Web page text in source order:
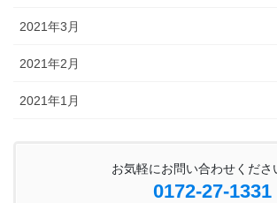
2021年3月
2021年2月
2021年1月
お気軽にお問い合わせくださ
0172-27-1331